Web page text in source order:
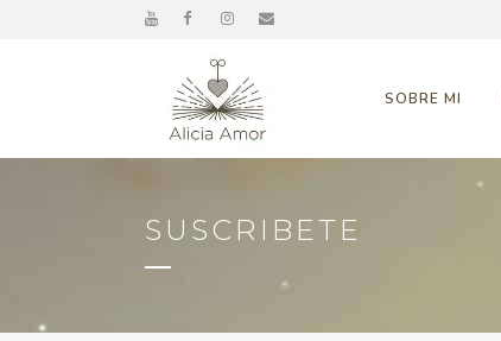
SOBRE MI
SUSCRIBETE